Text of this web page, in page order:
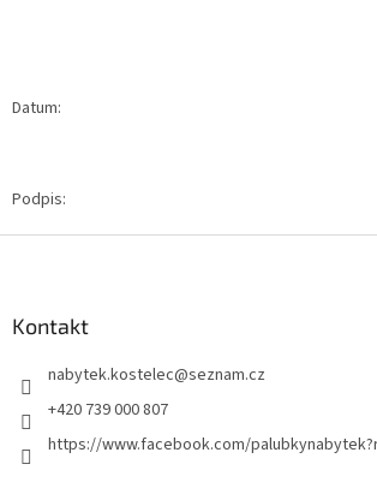
Datum:
Podpis:
Kontakt
nabytek.kostelec@seznam.cz
+420 739 000 807
https://www.facebook.com/